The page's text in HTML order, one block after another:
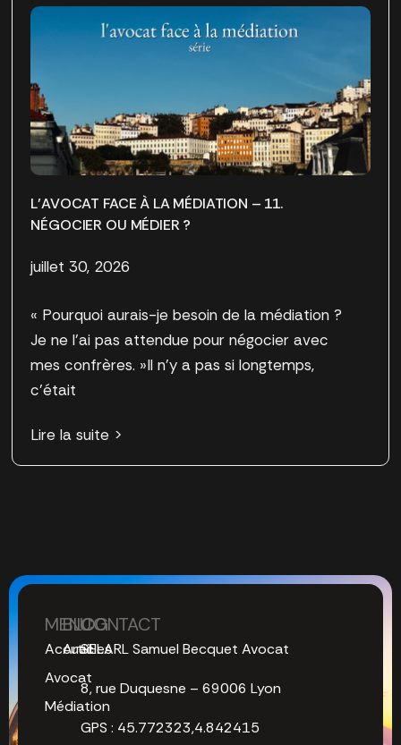
L’AVOCAT FACE À LA MÉDIATION – 11.
NÉGOCIER OU MÉDIER ?
juillet 30, 2026
« Pourquoi aurais-je besoin de la médiation ?
Je ne l’ai pas attendue pour négocier avec
mes confrères. »Il n’y a pas si longtemps,
c’était
Lire la suite >
MENU
Accueil
Avocat
Médiation
BLOG
Articles
CONTACT
SELARL Samuel Becquet Avocat
8, rue Duquesne – 69006 Lyon
GPS : 45.772323,4.842415